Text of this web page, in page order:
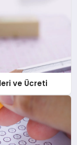
ve Ücreti